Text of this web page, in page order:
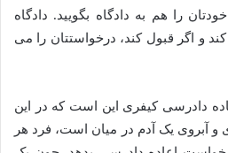
را هم به دادگاه بگویید. دادگاه
و اگر قبول کند، درخواستتان را می
دادرسی کیفری این است که در این
و آبروی یک آدم در میان است، فرد هر